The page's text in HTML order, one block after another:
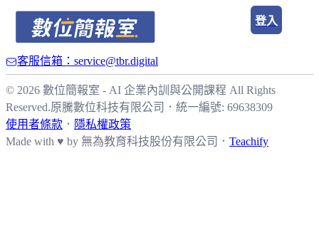
登入
客服信箱：service@tbr.digital
© 2026 數位簡報室 - AI 企業內訓與公開課程 All Rights
Reserved.原騰數位科技有限公司 ． 統一編號: 69638309
使用者條款 ． 隱私權政策
Made with ♥ by 無為教育科技股份有限公司． Teachify